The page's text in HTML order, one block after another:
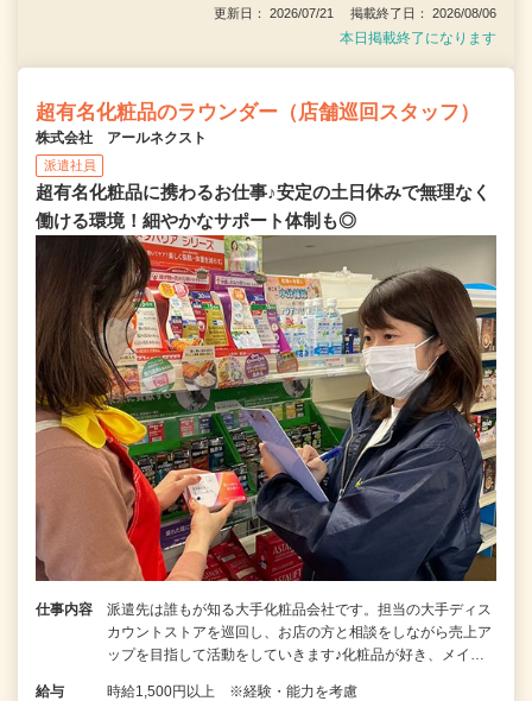
更新日： 2026/07/21 掲載終了日： 2026/08/06
本日掲載終了になります
超有名化粧品のラウンダー（店舗巡回スタッフ）
株式会社 アールネクスト
派遣社員
超有名化粧品に携わるお仕事♪安定の土日休みで無理なく
働ける環境！細やかなサポート体制も◎
仕事内容
派遣先は誰もが知る大手化粧品会社です。担当の大手ディス
カウントストアを巡回し、お店の方と相談をしながら売上ア
ップを目指して活動をしていきます♪化粧品が好き、メイ…
給与 時給1,500円以上 ※経験・能力を考慮